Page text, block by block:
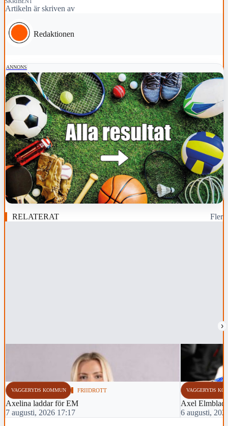
Artikeln är skriven av
Redaktionen
ANNONS
RELATERAT Fler
›
VAGGERYDS KOMMUN FRIIDROTT
Axelina laddar för EM
7 augusti, 2026 17:17
VAGGERYDS
Axel Elmblad
6 augusti,